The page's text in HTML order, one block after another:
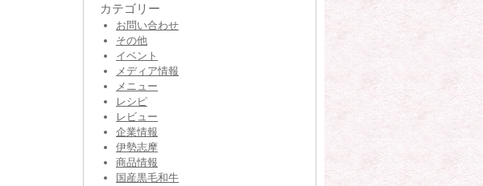
カテゴリー
お問い合わせ
その他
イベント
メディア情報
メニュー
レシピ
レビュー
企業情報
伊勢志摩
商品情報
国産黒毛和牛